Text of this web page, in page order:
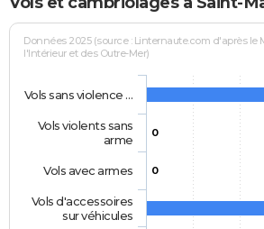
Données 2025 (source : Linternaute.com d'après le
l'Intérieur et des Outre-Mer)
0
0
Vols sans violence …
Vols violents sans
arme
Vols avec armes
Vols d'accessoires
sur véhicules